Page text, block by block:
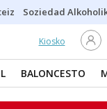
Soziedad
Kiosko
BALONCESTO